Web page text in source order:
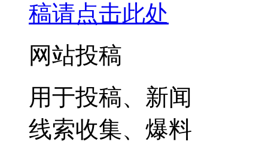
稿请点击此处
网站投稿
用于投稿、新闻
线索收集、爆料